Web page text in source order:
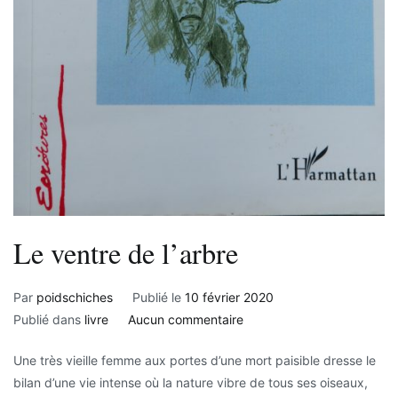
Le ventre de l’arbre
Par poidschiches Publié le 10 février 2020
Publié dans livre Aucun commentairesur
ventre
de
Une très vieille femme aux portes d’une mort paisible dresse le
bilan d’une vie intense où la nature vibre de tous ses oiseaux,